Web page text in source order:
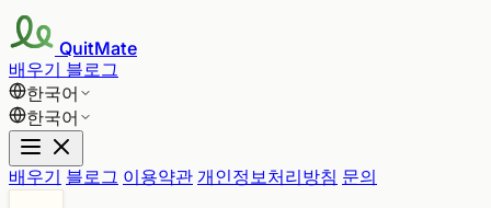
QuitMate
배우기 블로그
한국어
한국어
배우기 블로그 이용약관 개인정보처리방침 문의